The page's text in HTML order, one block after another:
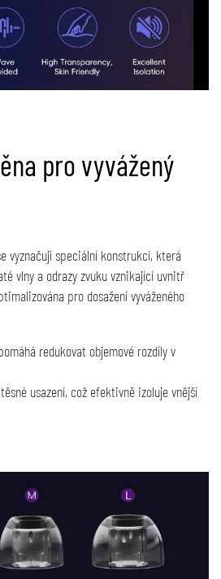
pro vyvážený
vyznačují speciální konstrukcí, která
vlny a odrazy zvuku vznikající uvnitř
pro dosažení vyváženého
redukovat objemové rozdíly v
usazení, což efektivně izoluje vnější